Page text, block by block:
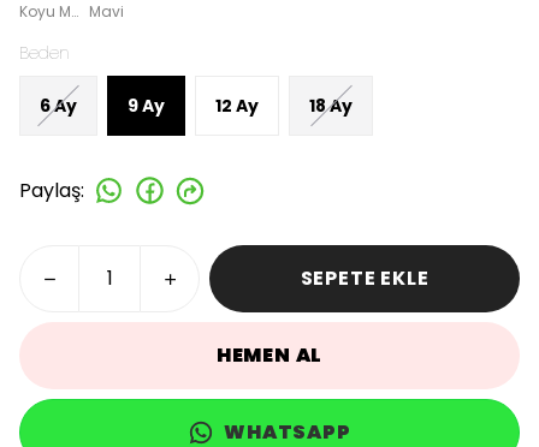
Koyu Mavi Mavi
Beden
6 Ay 9 Ay 12 Ay 18 Ay
Paylaş:
SEPETE EKLE
HEMEN AL
WHATSAPP